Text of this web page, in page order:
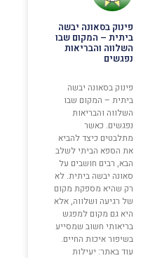
פינוק בסאונה יבשה
ביתית – המקום שבו
השלווה והבריאות
נפגשים
פינוק בסאונה יבשה
ביתית – המקום שבו
השלווה והבריאות
נפגשים. כאשר
מתלבטים כיצד להביא
את הספא הביתי לשלב
הבא, רבים חושבים על
סאונה יבשה ביתית. לא
רק שהיא מספקת מקום
של רגיעה ושלווה, אלא
היא גם מקום למפגש
בריאותי חשוב שמסייע
בשיפור איכות החיים.
עוד באתר: יעילות